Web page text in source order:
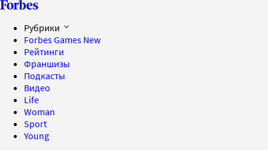
Рубрики
Forbes Games New
Рейтинги
Франшизы
Подкасты
Видео
Life
Woman
Sport
Young